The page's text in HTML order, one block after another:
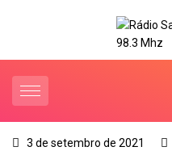
3 de setembro de 2021